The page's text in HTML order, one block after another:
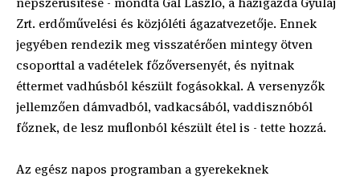
Zrt. erdőművelési és közjóléti ágazatvezetője. Ennek
jegyében rendezik meg visszatérően mintegy ötven
csoporttal a vadételek főzőversenyét, és nyitnak
éttermet vadhúsból készült fogásokkal. A versenyzők
jellemzően dámvadból, vadkacsából, vaddisznóból
főznek, de lesz muflonból készült étel is - tette hozzá.
Az egész napos programban a gyerekeknek